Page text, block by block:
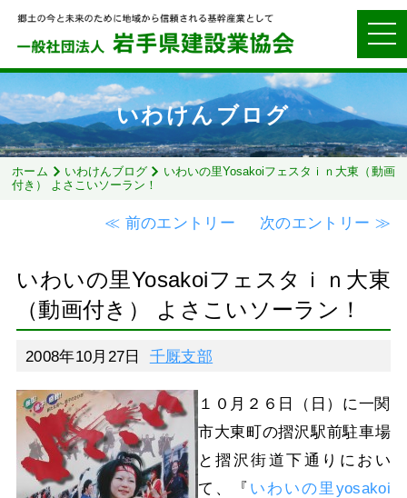
いわけんブログ
ホーム いわけんブログ
いわいの里Yosakoiフェスタｉｎ大東（動画
付き） よさこいソーラン！
≪ 前のエントリー 次のエントリー ≫
いわいの里Yosakoiフェスタｉｎ大東
（動画付き） よさこいソーラン！
2008年10月27日 千厩支部
１０月２６日（日）に一関
市大東町の摺沢駅前駐車場
と摺沢街道下通りにおい
て、『 いわいの里yosakoi